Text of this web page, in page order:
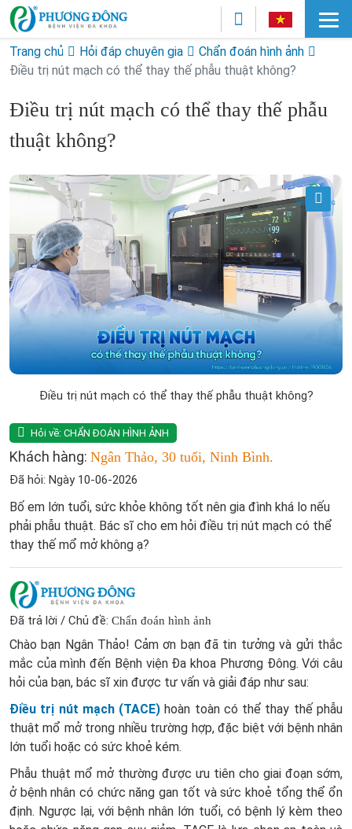
Trang chủ Hỏi đáp chuyên gia
Chẩn đoán hình ảnh
Điều trị nút mạch có thể thay thế phẫu thuật không?
Điều trị nút mạch có thể thay thế phẫu
thuật không?
Điều trị nút mạch có thể thay thế phẫu thuật không?
Hỏi về: CHẨN ĐOÁN HÌNH ẢNH
Khách hàng: Ngân Thảo, 30 tuổi, Ninh Bình.
Đã hỏi: Ngày 10-06-2026
Bố em lớn tuổi, sức khỏe không tốt nên gia đình khá lo nếu
phải phẫu thuật. Bác sĩ cho em hỏi điều trị nút mạch có thể
thay thế mổ mở không ạ?
Đã trả lời / Chủ đề: Chẩn đoán hình ảnh
Chào bạn Ngân Thảo! Cảm ơn bạn đã tin tưởng và gửi thắc
mắc của mình đến Bệnh viện Đa khoa Phương Đông. Với câu
hỏi của bạn, bác sĩ xin được tư vấn và giải đáp như sau:
Điều trị nút mạch (TACE) hoàn toàn có thể thay thế phẫu
thuật mổ mở trong nhiều trường hợp, đặc biệt với bệnh nhân
lớn tuổi hoặc có sức khoẻ kém.
Phẫu thuật mổ mở thường được ưu tiên cho giai đoạn sớm,
ở bệnh nhân có chức năng gan tốt và sức khoẻ tổng thể ổn
định. Ngược lại, với bệnh nhân lớn tuổi, có bệnh lý kèm theo